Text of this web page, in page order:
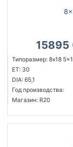
15895
Типоразмер: 8x18
ET: 30
DIA: 65,1
Год производства:
Магазин: R20